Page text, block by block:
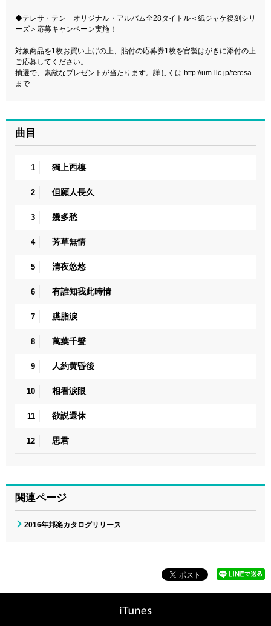
◆テレサ・テン オリジナル・アルバム全28タイトル＜紙ジャケ復刻シリ
ーズ＞応募キャンペーン実施！
対象商品を1枚お買い上げの上、貼付の応募券1枚を官製はがきに添付の上
ご応募してください。
抽選で、素敵なプレゼントが当たります。詳しくは http://um-llc.jp/teresa
まで
曲目
1 獨上西樓
2 但願人長久
3 幾多愁
4 芳草無情
5 清夜悠悠
6 有誰知我此時情
7 臙脂涙
8 萬葉千聲
9 人約黄昏後
10 相看涙眼
11 欲説還休
12 思君
関連ページ
2016年邦楽カタログリリース